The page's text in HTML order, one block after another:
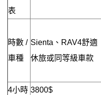
表
時數 /
車種
Sienta、RAV4舒適
休旅或同等級車款
4小時 3800$